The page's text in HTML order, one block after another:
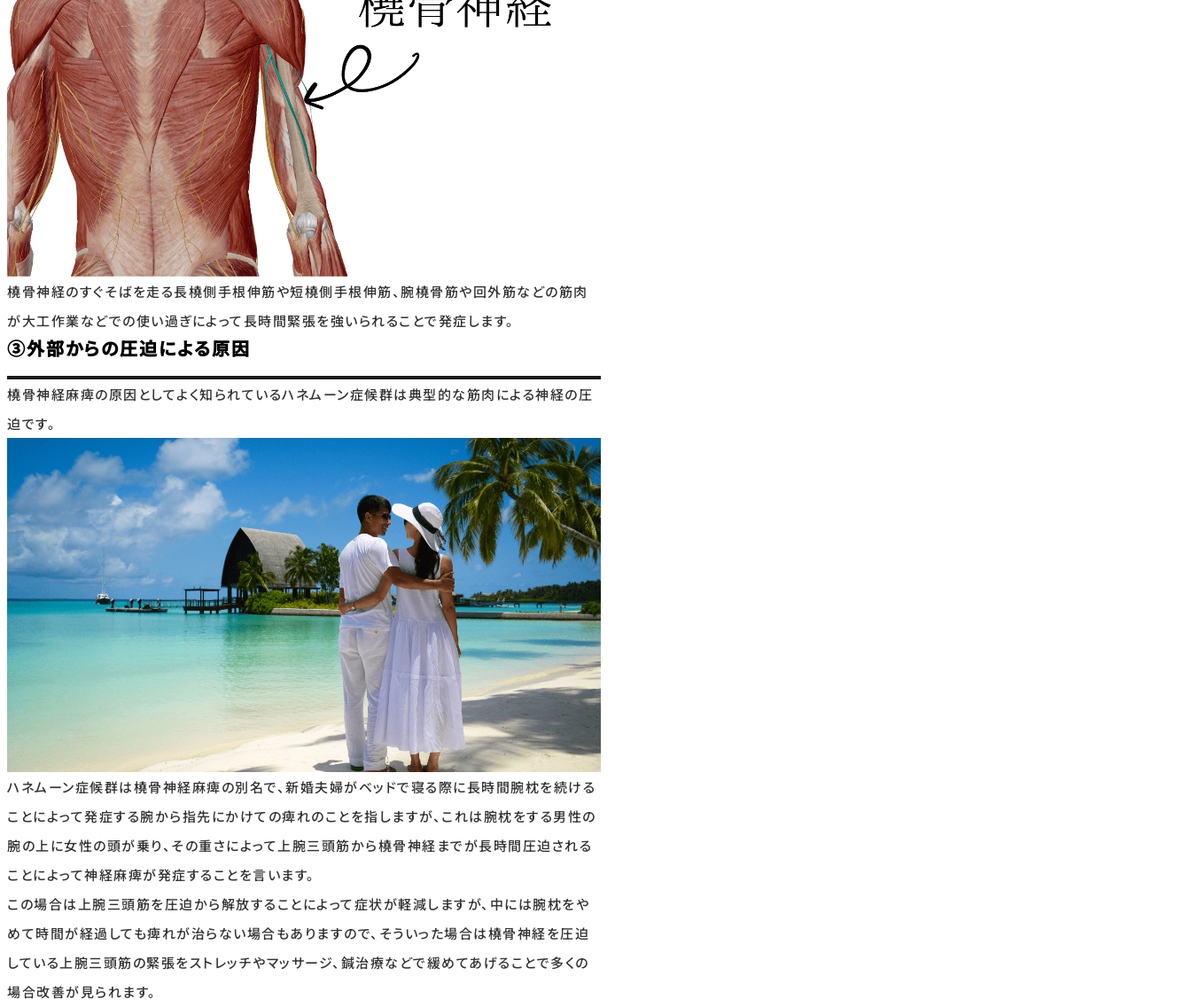
橈骨神経のすぐそばを走る長橈側手根伸筋や短橈側手根伸筋、腕橈骨筋や回外筋などの筋肉
が大工作業などでの使い過ぎによって長時間緊張を強いられることで発症します。
③外部からの圧迫による原因
橈骨神経麻痺の原因としてよく知られているハネムーン症候群は典型的な筋肉による神経の圧
迫です。
ハネムーン症候群は橈骨神経麻痺の別名で、新婚夫婦がベッドで寝る際に長時間腕枕を続ける
ことによって発症する腕から指先にかけての痺れのことを指しますが、これは腕枕をする男性の
腕の上に女性の頭が乗り、その重さによって上腕三頭筋から橈骨神経までが長時間圧迫される
ことによって神経麻痺が発症することを言います。
この場合は上腕三頭筋を圧迫から解放することによって症状が軽減しますが、中には腕枕をや
めて時間が経過しても痺れが治らない場合もありますので、そういった場合は橈骨神経を圧迫
している上腕三頭筋の緊張をストレッチやマッサージ、鍼治療などで緩めてあげることで多くの
場合改善が見られます。